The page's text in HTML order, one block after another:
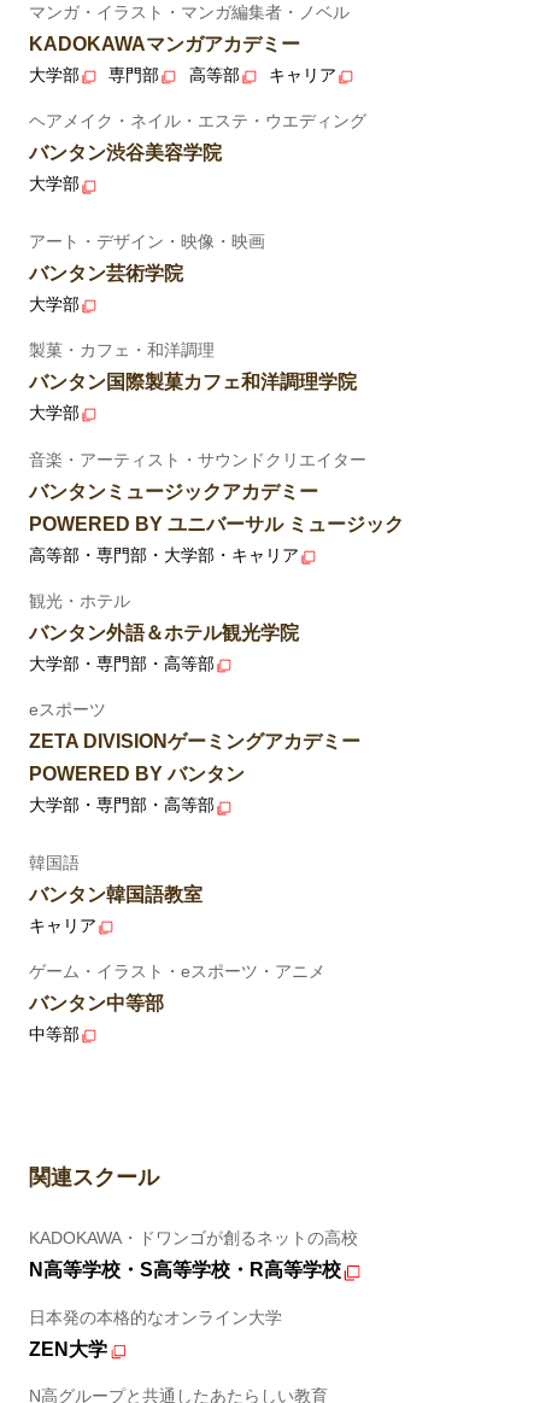
マンガ・イラスト・マンガ編集者・ノベル
KADOKAWAマンガアカデミー
大学部 専門部 高等部 キャリア
ヘアメイク・ネイル・エステ・ウエディング
バンタン渋谷美容学院
大学部
アート・デザイン・映像・映画
バンタン芸術学院
大学部
製菓・カフェ・和洋調理
バンタン国際製菓カフェ和洋調理学院
大学部
音楽・アーティスト・サウンドクリエイター
バンタンミュージックアカデミー
POWERED BY ユニバーサル ミュージック
高等部・専門部・大学部・キャリア
観光・ホテル
バンタン外語＆ホテル観光学院
大学部・専門部・高等部
eスポーツ
ZETA DIVISIONゲーミングアカデミー
POWERED BY バンタン
大学部・専門部・高等部
韓国語
バンタン韓国語教室
キャリア
ゲーム・イラスト・eスポーツ・アニメ
バンタン中等部
中等部
関連スクール
KADOKAWA・ドワンゴが創るネットの高校
N高等学校・S高等学校・R高等学校
日本発の本格的なオンライン大学
ZEN大学
N高グループと共通したあたらしい教育